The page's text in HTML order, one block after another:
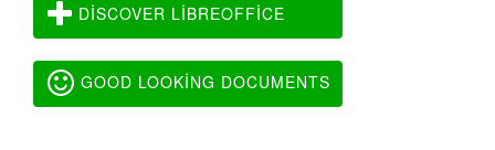
DISCOVER LIBREOFFICE
GOOD LOOKING DOCUMENTS